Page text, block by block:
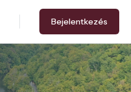
Bejelentkezés